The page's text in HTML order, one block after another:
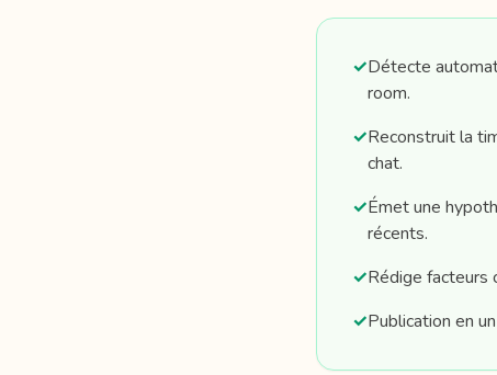
✓Détecte
room.
✓Reconstruit la
chat.
✓Émet une
récents.
✓Rédige facteurs
✓Publication en